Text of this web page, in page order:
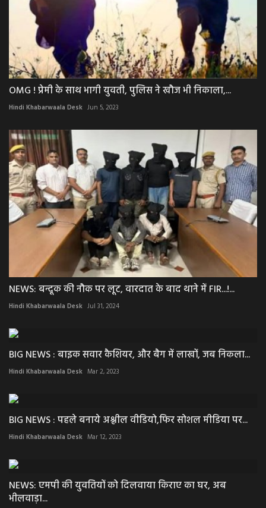
OMG ! प्रेमी के साथ भागी युवती, पुलिस ने खौज भी निकाला,...
Hindi Khabarwaala Desk Jun 5, 2023
NEWS: बन्दूक की नौक पर लूट, वारदात के बाद थाने में FIR...!...
Hindi Khabarwaala Desk Jul 31, 2024
BIG NEWS : बाइक सवार कैशियर, और बैग में लाखों, जब निकला...
Hindi Khabarwaala Desk Mar 2, 2023
BIG NEWS : पहले बनाये अश्लील वीडियो,फिर सोशल मीडिया पर...
Hindi Khabarwaala Desk Mar 12, 2023
NEWS: एमपी की युवतियों को दिलवाया किराए का घर, अब
भीलवाड़ा...